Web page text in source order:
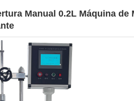
Manual 0.2L Máquina